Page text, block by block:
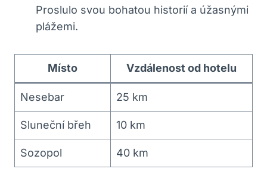
Proslulo svou bohatou historií a úžasnými
plážemi.
Místo Vzdálenost od hotelu
Nesebar 25 km
Sluneční břeh 10 km
Sozopol 40 km